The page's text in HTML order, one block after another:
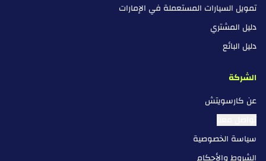
تمويل السيارات المستعملة في الإمارات
دليل المشتري
دليل البائع
الشركة
عن كارسويتش
تواصل معنا
سياسة الخصوصية